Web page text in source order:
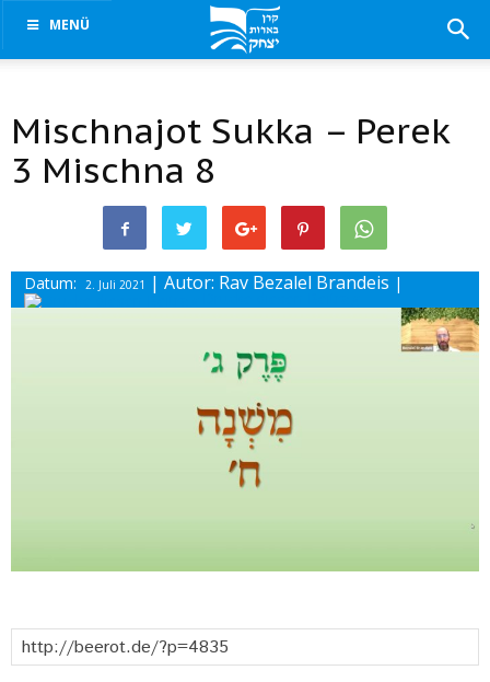
MENÜ
Mischnajot Sukka – Perek
3 Mischna 8
Datum: 2. Juli 2021 | Autor: Rav Bezalel Brandeis |